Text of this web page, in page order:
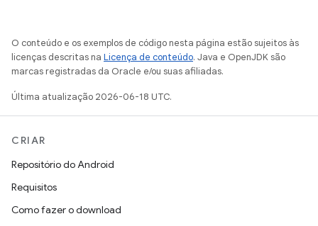
O conteúdo e os exemplos de código nesta página estão sujeitos às
licenças descritas na Licença de conteúdo. Java e OpenJDK são
marcas registradas da Oracle e/ou suas afiliadas.
Última atualização 2026-06-18 UTC.
CRIAR
Repositório do Android
Requisitos
Como fazer o download